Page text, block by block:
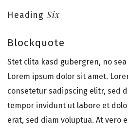
HeadingSix
Blockquote
Stet clita kasd gubergren, no
Lorem ipsum dolor sit amet.
consetetur sadipscing elitr, sed
tempor invidunt ut labore et
erat, sed diam voluptua. At vero